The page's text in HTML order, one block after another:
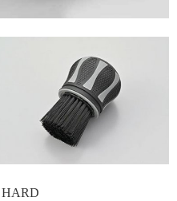
HARD